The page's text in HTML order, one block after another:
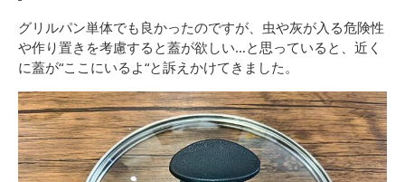
グリルパン単体でも良かったのですが、虫や灰が入る危険性
や作り置きを考慮すると蓋が欲しい…と思っていると、近く
に蓋が“ここにいるよ“と訴えかけてきました。